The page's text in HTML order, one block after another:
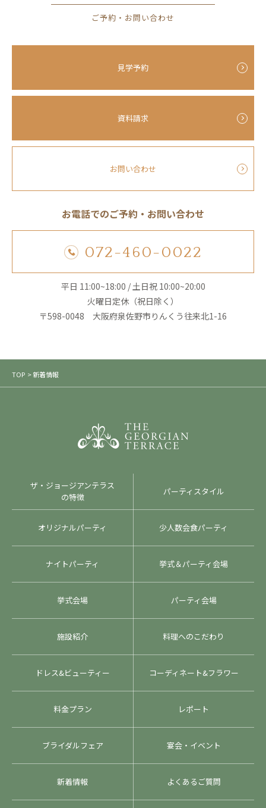
ご予約・お問い合わせ
見学予約
資料請求
お問い合わせ
お電話でのご予約・お問い合わせ
072-460-0022
平日 11:00~18:00 / 土日祝 10:00~20:00
火曜日定休（祝日除く）
〒598-0048 大阪府泉佐野市りんくう往来北1-16
TOP > 新着情報
ザ・ジョージアンテラス
の特徴
パーティスタイル
オリジナルパーティ 少人数会食パーティ
ナイトパーティ 挙式＆パーティ会場
挙式会場 パーティ会場
施設紹介 料理へのこだわり
ドレス&ビューティー コーディネート&フラワー
料金プラン レポート
ブライダルフェア 宴会・イベント
新着情報 よくあるご質問